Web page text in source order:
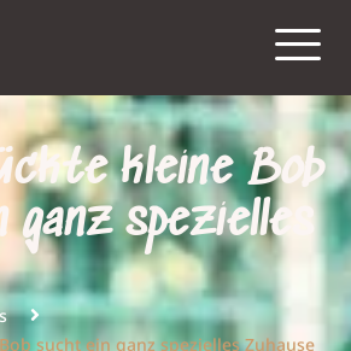
kleine Bob
ganz spezielles
sucht ein ganz spezielles Zuhause